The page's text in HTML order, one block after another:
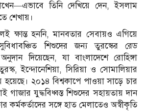
তিনি দেখিয়ে দেন, ইসলাম
শেখায়।
ক্ষান্ত হননি, মানবতার সেবায়ও এগিয়ে
শিশুদের জন্য তুরস্কের রেড
অনুদান দিয়েছেন, যা বাংলাদেশে রোহিঙ্গা
ইন্দোনেশিয়া, সিরিয়া ও সোমালিয়ার
হয়েছে। ২০১৪ বিশ্বকাপে পাওয়া সাড়ে চার
যুদ্ধবিধ্বস্ত শিশুদের সহায়তায় দান
কর্মকর্তাদের সঙ্গে হাত মেলাতেও অস্বীকৃতি